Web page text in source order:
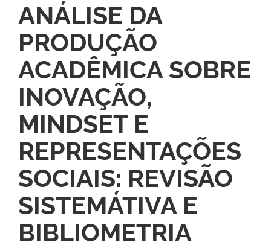
ANÁLISE DA
PRODUÇÃO
ACADÊMICA SOBRE
INOVAÇÃO,
MINDSET E
REPRESENTAÇÕES
SOCIAIS: REVISÃO
SISTEMÁTIVA E
BIBLIOMETRIA